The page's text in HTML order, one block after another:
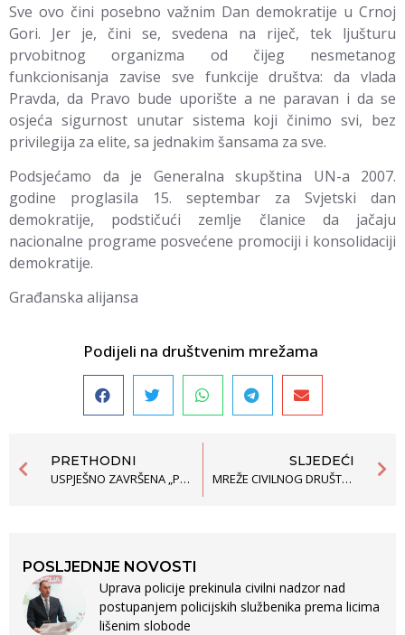
Sve ovo čini posebno važnim Dan demokratije u Crnoj
Gori. Jer je, čini se, svedena na riječ, tek ljušturu
prvobitnog organizma od čijeg nesmetanog
funkcionisanja zavise sve funkcije društva: da vlada
Pravda, da Pravo bude uporište a ne paravan i da se
osjeća sigurnost unutar sistema koji činimo svi, bez
privilegija za elite, sa jednakim šansama za sve.
Podsjećamo da je Generalna skupština UN-a 2007.
godine proglasila 15. septembar za Svjetski dan
demokratije, podstičući zemlje članice da jačaju
nacionalne programe posvećene promociji i konsolidaciji
demokratije.
Građanska alijansa
Podijeli na društvenim mrežama
PRETHODNI
USPJEŠNO ZAVRŠENA „POTRAGA ZA PRAVIMA MLADIH“
SLJEDEĆI
MREŽE CIVILNOG DRUŠTVA I REFORMA KRIVIČNOG PRAVOSUĐA
POSLJEDNJE NOVOSTI
Uprava policije prekinula civilni nadzor nad
postupanjem policijskih službenika prema licima
lišenim slobode